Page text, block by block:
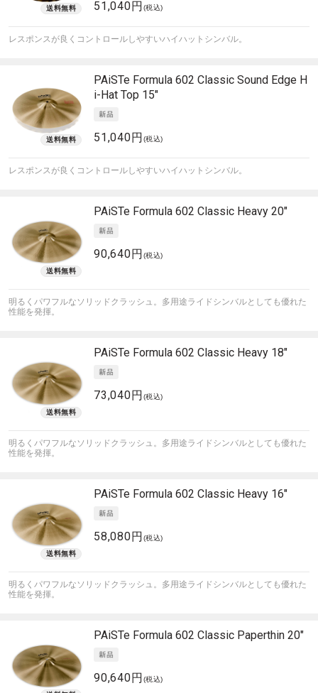
51,040円 (税込)
レスポンスが良くコントロールしやすいハイハットシンバル。
PAiSTe Formula 602 Classic Sound Edge H
i-Hat Top 15"
51,040円 (税込)
レスポンスが良くコントロールしやすいハイハットシンバル。
PAiSTe Formula 602 Classic Heavy 20"
90,640円 (税込)
明るくパワフルなソリッドクラッシュ。多用途ライドシンバルとしても優れた
性能を発揮。
PAiSTe Formula 602 Classic Heavy 18"
73,040円 (税込)
明るくパワフルなソリッドクラッシュ。多用途ライドシンバルとしても優れた
性能を発揮。
PAiSTe Formula 602 Classic Heavy 16"
58,080円 (税込)
明るくパワフルなソリッドクラッシュ。多用途ライドシンバルとしても優れた
性能を発揮。
PAiSTe Formula 602 Classic Paperthin 20"
90,640円 (税込)